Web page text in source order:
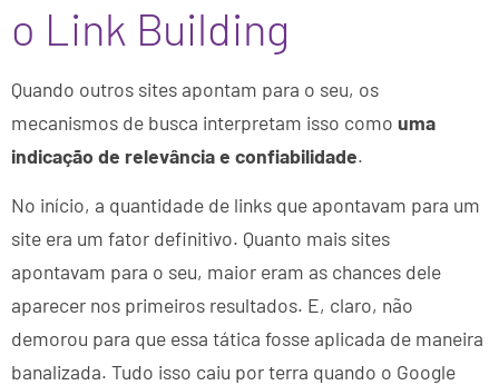
o Link Building
Quando outros sites apontam para o seu, os
mecanismos de busca interpretam isso como uma
indicação de relevância e confiabilidade.
No início, a quantidade de links que apontavam para um
site era um fator definitivo. Quanto mais sites
apontavam para o seu, maior eram as chances dele
aparecer nos primeiros resultados. E, claro, não
demorou para que essa tática fosse aplicada de maneira
banalizada. Tudo isso caiu por terra quando o Google